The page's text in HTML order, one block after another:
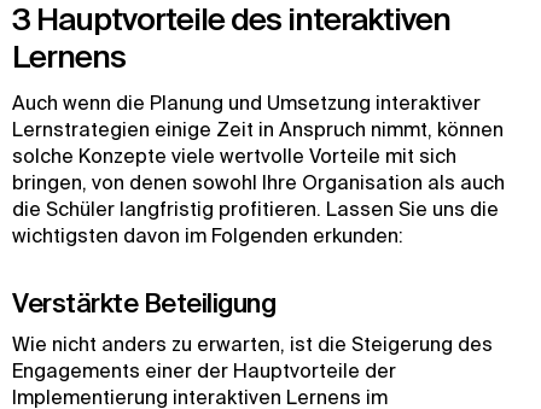
3 Hauptvorteile des interaktiven
Lernens
Auch wenn die Planung und Umsetzung interaktiver
Lernstrategien einige Zeit in Anspruch nimmt, können
solche Konzepte viele wertvolle Vorteile mit sich
bringen, von denen sowohl Ihre Organisation als auch
die Schüler langfristig profitieren. Lassen Sie uns die
wichtigsten davon im Folgenden erkunden:
Verstärkte Beteiligung
Wie nicht anders zu erwarten, ist die Steigerung des
Engagements einer der Hauptvorteile der
Implementierung interaktiven Lernens im